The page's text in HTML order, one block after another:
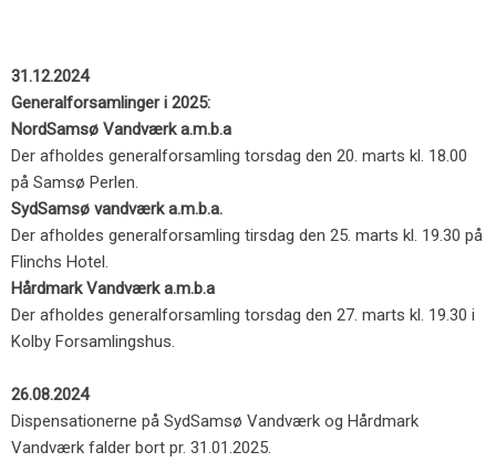
31.12.2024
Generalforsamlinger i 2025:
NordSamsø Vandværk a.m.b.a
Der afholdes generalforsamling torsdag den 20. marts kl. 18.00
på Samsø Perlen.
SydSamsø vandværk a.m.b.a.
Der afholdes generalforsamling tirsdag den 25. marts kl. 19.30 på
Flinchs Hotel.
Hårdmark Vandværk a.m.b.a
​Der afholdes generalforsamling torsdag den 27. marts kl. 19.30 i
Kolby Forsamlingshus.
26.08.2024
Dispensationerne på SydSamsø Vandværk og Hårdmark
Vandværk falder bort pr. 31.01.2025.